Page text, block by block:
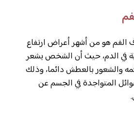
الفم هو من أشهر أعراض ارتفاع
في الدم، حيث أن الشخص يشعر
والشعور بالعطش دائما، وذلك
المتواجدة في الجسم عن